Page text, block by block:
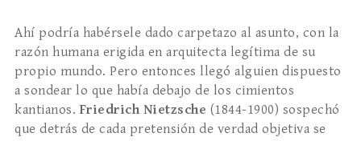
Ahí podría habérsele dado carpetazo al asunto, con la
razón humana erigida en arquitecta legítima de su
propio mundo. Pero entonces llegó alguien dispuesto
a sondear lo que había debajo de los cimientos
kantianos. Friedrich Nietzsche (1844-1900) sospechó
que detrás de cada pretensión de verdad objetiva se